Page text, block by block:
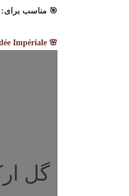
🎯 مناسب برای:
🌸 Orchidée Impériale – شکوفه ارکیده، راز ضد پیری لوکس
گل